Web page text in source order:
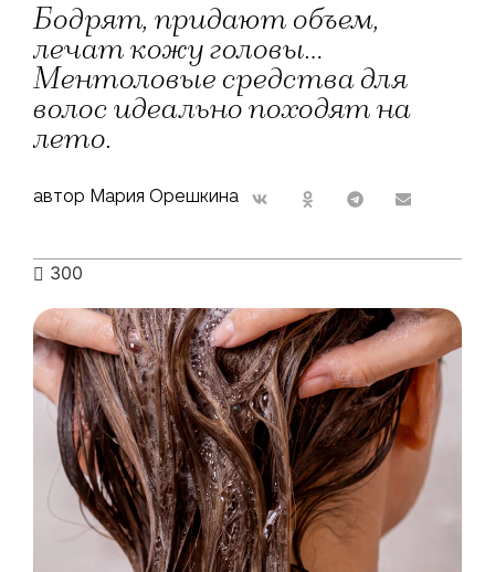
Бодрят, придают объем,
лечат кожу головы...
Ментоловые средства для
волос идеально походят на
лето.
автор Мария Орешкина
300